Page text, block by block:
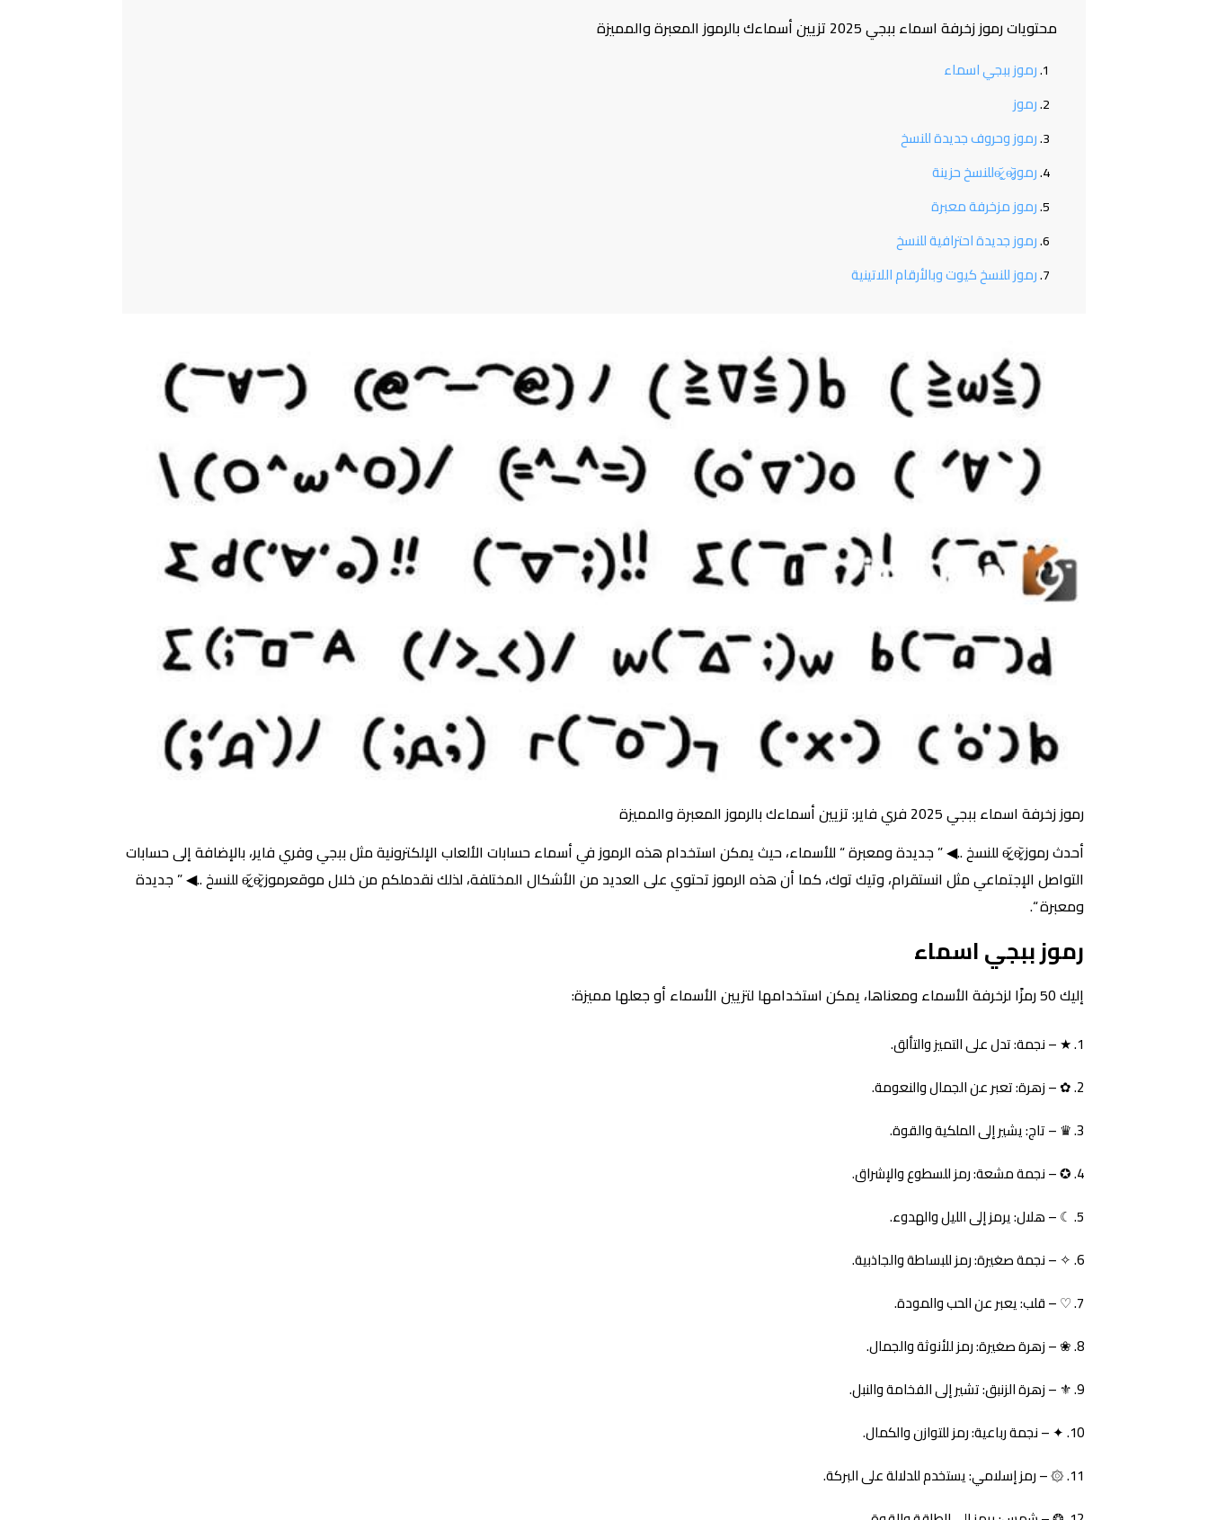
محتويات رموز زخرفة اسماء ببجي 2025 تزيين أسماءك بالرموز المعبرة والمميزة
رموز ببجي اسماء
رموز
رموز وحروف جديدة للنسخ
رموزɵ̷̥̥᷄ˬɵ̷̥̥᷅للنسخ حزينة
رموز مزخرفة معبرة
رموز جديدة احترافية للنسخ
رموز للنسخ كيوت وبالأرقام اللاتينية
رموز زخرفة اسماء ببجي 2025 فري فاير: تزيين أسماءك بالرموز المعبرة والمميزة
أحدث رموز ɵ̷̥̥᷄ˬɵ̷̥̥᷅ للنسخ ..◀ ” جديدة ومعبرة “ للأسماء، حيث يمكن استخدام هذه الرموز في أسماء حسابات الألعاب الإلكترونية مثل ببجي وفري فاير، بالإضافة إلى حسابات
التواصل الإجتماعي مثل انستقرام، وتيك توك، كما أن هذه الرموز تحتوي على العديد من الأشكال المختلفة، لذلك نقدملكم من خلال موقعرموز ɵ̷̥̥᷄ˬɵ̷̥̥᷅ للنسخ ..◀ ” جديدة
ومعبرة “.
رموز ببجي اسماء
إليك 50 رمزًا لزخرفة الأسماء ومعناها، يمكن استخدامها لتزيين الأسماء أو جعلها مميزة:
★ – نجمة: تدل على التميز والتألق.
✿ – زهرة: تعبر عن الجمال والنعومة.
♛ – تاج: يشير إلى الملكية والقوة.
✪ – نجمة مشعة: رمز للسطوع والإشراق.
☾ – هلال: يرمز إلى الليل والهدوء.
✧ – نجمة صغيرة: رمز للبساطة والجاذبية.
♡ – قلب: يعبر عن الحب والمودة.
❀ – زهرة صغيرة: رمز للأنوثة والجمال.
⚜ – زهرة الزنبق: تشير إلى الفخامة والنبل.
✦ – نجمة رباعية: رمز للتوازن والكمال.
۞ – رمز إسلامي: يستخدم للدلالة على البركة.